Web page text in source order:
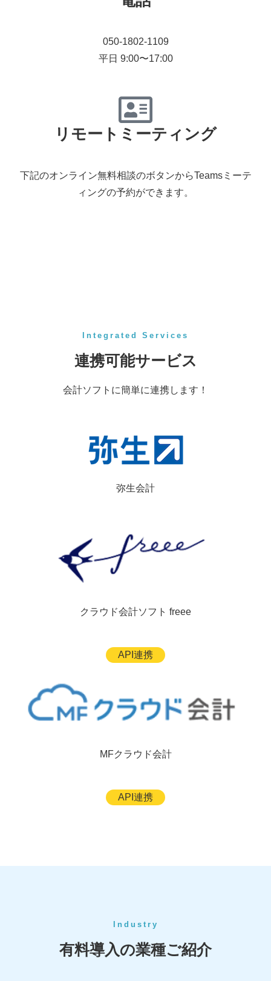
050-1802-1109
平日 9:00〜17:00
リモートミーティング
下記のオンライン無料相談のボタンからTeamsミーテ
ィングの予約ができます。
Integrated Services
連携可能サービス
会計ソフトに簡単に連携します！
弥生会計
クラウド会計ソフト freee
API連携
MFクラウド会計
API連携
Industry
有料導入の業種ご紹介